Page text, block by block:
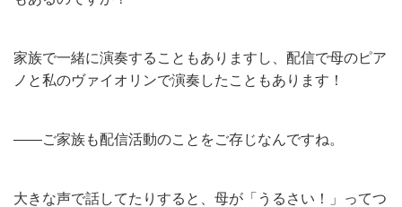
家族で一緒に演奏することもありますし、配信で母のピア
ノと私のヴァイオリンで演奏したこともあります！
——ご家族も配信活動のことをご存じなんですね。
大きな声で話してたりすると、母が「うるさい！」ってつ